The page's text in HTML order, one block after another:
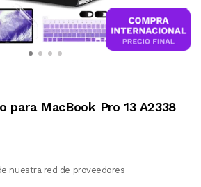
para MacBook Pro 13 A2338
nuestra red de proveedores